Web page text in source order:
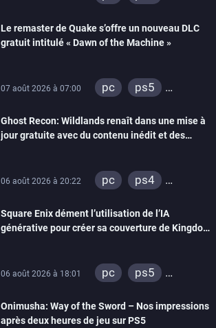
Le remaster de Quake s’offre un nouveau DLC
gratuit intitulé « Dawn of the Machine »
07 août 2026 à 07:00 pc
ps5
switch
ps4
xbox one
Ghost Recon: Wildlands renaît dans une mise à
jour gratuite avec du contenu inédit et des
06 août 2026 à 20:22 pc
ps4
Square Enix dément l’utilisation de l’IA
générative pour créer sa couverture de Kingdom
06 août 2026 à 18:01 pc
ps5
switch 2
Onimusha: Way of the Sword – Nos impressions
après deux heures de jeu sur PS5